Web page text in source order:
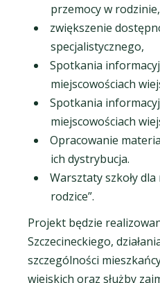
przemocy w rodzinie,
zwiększenie
specjalistycznego,
Spotkania
miejscowościach
Spotkania
miejscowościach
Opracowanie
ich dystrybucja.
Warsztaty szkoły
rodzice”.
Projekt będzie
Szczecineckiego,
szczególności
wiejskich oraz służby